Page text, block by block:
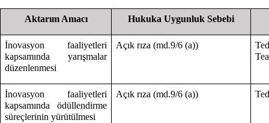
Aktarım Amacı Hukuka Uygunluk Sebebi
İnovasyon faaliyetleri
kapsamında yarışmalar
düzenlenmesi
Açık rıza (md.9/6 (a))
İnovasyon faaliyetleri
kapsamında ödüllendirme
süreçlerinin yürütülmesi
Açık rıza (md.9/6 (a))